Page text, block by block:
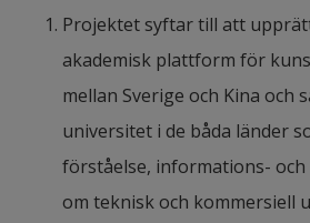
Batteries is one of the main
vehicle. Batteries determine the
and define the capabilities of
regardless it is a passenger
Batteries are also determining
the electric vehicle to large
Projektet syftar till att
akademisk plattform för
mellan Sverige och Kina och
universitet i de båda länder
förståelse, informations-
om teknisk och kommersiell